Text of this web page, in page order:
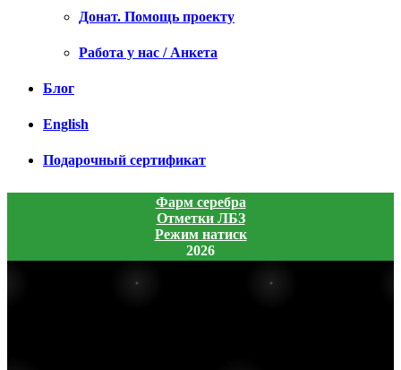
Донат. Помощь проекту
Работа у нас / Анкета
Блог
English
Подарочный сертификат
Фарм серебра
Отметки ЛБЗ
Режим натиск
2026